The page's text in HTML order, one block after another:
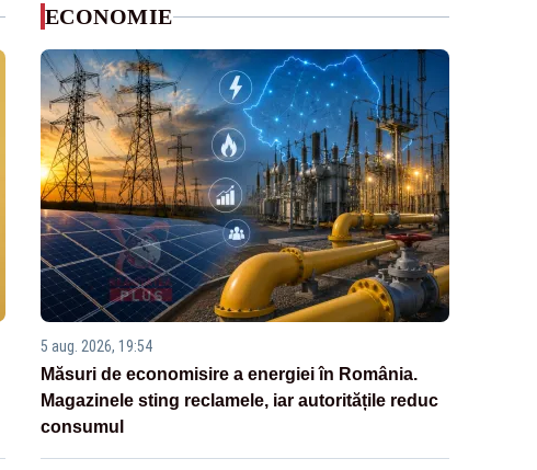
ECONOMIE
5 aug. 2026, 19:54
Măsuri de economisire a energiei în România.
Magazinele sting reclamele, iar autoritățile reduc
consumul